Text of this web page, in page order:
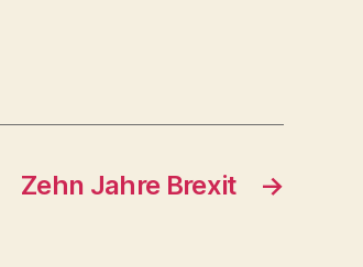
→
Zehn Jahre Brexit